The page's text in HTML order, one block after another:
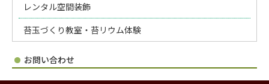
レンタル空間装飾
苔玉づくり教室・苔リウム体験
お問い合わせ